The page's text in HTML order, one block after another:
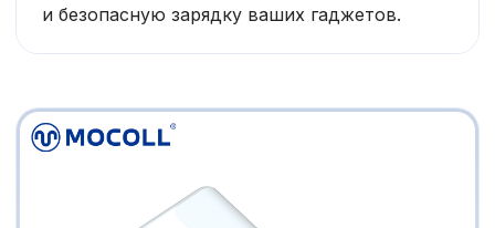
и безопасную зарядку ваших гаджетов.